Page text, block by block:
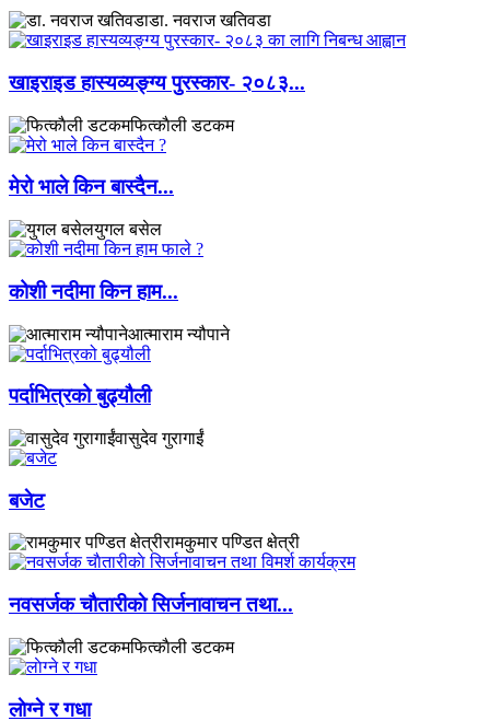
डा. नवराज खतिवडा
खाइराइड हास्यव्यङ्ग्य पुरस्कार- २०८३...
फित्काैली डटकम
मेरो भाले किन बास्दैन...
युगल बसेल
कोशी नदीमा किन हाम...
आत्माराम न्यौपाने
पर्दाभित्रको बुढ्यौली
वासुदेव गुरागाईं
बजेट
रामकुमार पण्डित क्षेत्री
नवसर्जक चाैतारीकाे सिर्जनावाचन तथा...
फित्काैली डटकम
लाेग्ने र गधा